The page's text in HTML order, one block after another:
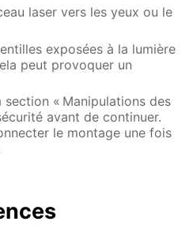
laser vers les yeux ou le
exposées à la lumière
peut provoquer un
« Manipulations des
avant de continuer.
le montage une fois